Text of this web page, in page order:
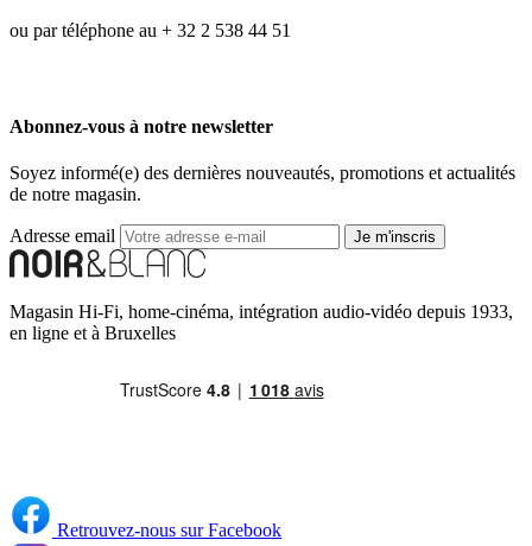
ou par téléphone au + 32 2 538 44 51
Abonnez-vous à notre newsletter
Soyez informé(e) des dernières nouveautés, promotions et actualités
de notre magasin.
Adresse email Je m'inscris
Magasin Hi-Fi, home-cinéma, intégration audio-vidéo depuis 1933,
en ligne et à Bruxelles
Retrouvez-nous sur Facebook